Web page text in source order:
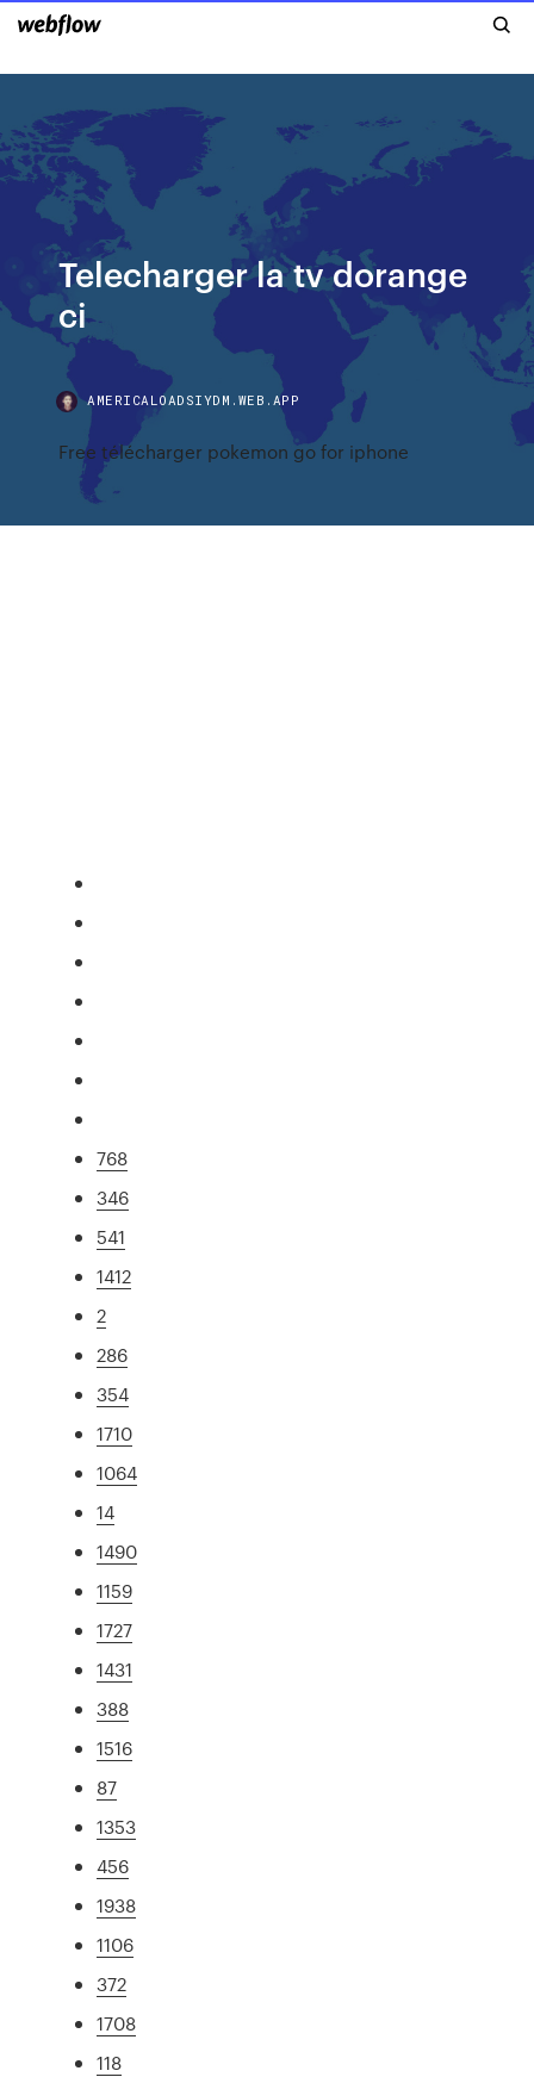
Telecharger la tv dorange
ci
AMERICALOADSIYDM.WEB.APP
Free télécharger pokemon go for iphone
768
346
541
1412
2
286
354
1710
1064
14
1490
1159
1727
1431
388
1516
87
1353
456
1938
1106
372
1708
118